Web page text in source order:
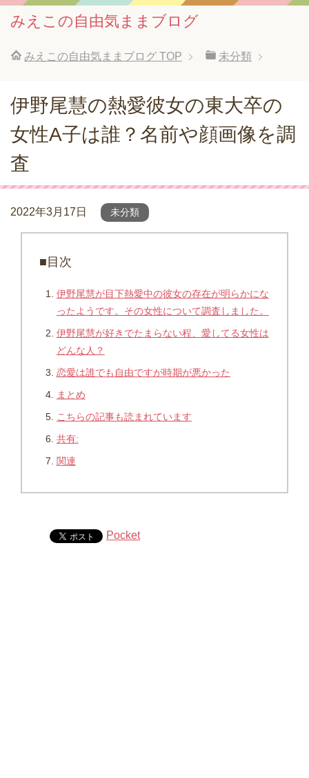
みえこの自由気ままブログ
みえこの自由気ままブログ TOP 未分類
伊野尾慧の熱愛彼女の東大卒の
女性A子は誰？名前や顔画像を調
査
2022年3月17日 未分類
■目次
伊野尾慧が目下熱愛中の彼女の存在が明らかにな
ったようです。その女性について調査しました。
伊野尾慧が好きでたまらない程、愛してる女性は
どんな人？
恋愛は誰でも自由ですが時期が悪かった
まとめ
こちらの記事も読まれています
共有:
関連
Pocket